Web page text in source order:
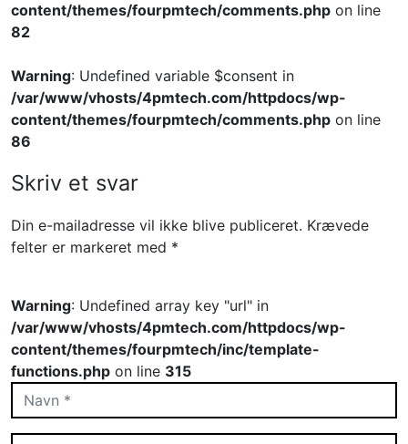
content/themes/fourpmtech/comments.php on line
82
Warning: Undefined variable $consent in
/var/www/vhosts/4pmtech.com/httpdocs/wp-
content/themes/fourpmtech/comments.php on line
86
Skriv et svar
Din e-mailadresse vil ikke blive publiceret. Krævede
felter er markeret med *
Warning: Undefined array key "url" in
/var/www/vhosts/4pmtech.com/httpdocs/wp-
content/themes/fourpmtech/inc/template-
functions.php on line 315